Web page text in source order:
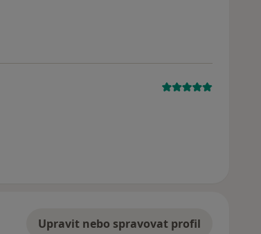
Upravit nebo spravovat profil